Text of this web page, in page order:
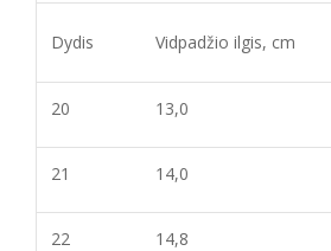
Dydis Vidpadžio ilgis, cm
20 13,0
21 14,0
22 14,8